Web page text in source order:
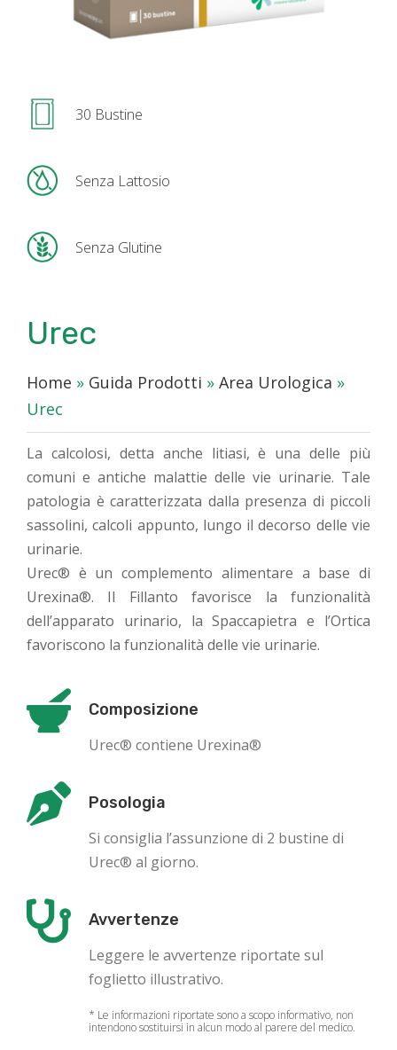
30 Bustine
Senza Lattosio
Senza Glutine
Urec
Home » Guida Prodotti » Area Urologica »
Urec
La calcolosi, detta anche litiasi, è una delle più
comuni e antiche malattie delle vie urinarie. Tale
patologia è caratterizzata dalla presenza di piccoli
sassolini, calcoli appunto, lungo il decorso delle vie
urinarie.
Urec® è un complemento alimentare a base di
Urexina®. Il Fillanto favorisce la funzionalità
dell’apparato urinario, la Spaccapietra e l’Ortica
favoriscono la funzionalità delle vie urinarie.
Composizione
Urec® contiene Urexina®
Posologia
Si consiglia l’assunzione di 2 bustine di
Urec® al giorno.
Avvertenze
Leggere le avvertenze riportate sul
foglietto illustrativo.
* Le informazioni riportate sono a scopo informativo, non
intendono sostituirsi in alcun modo al parere del medico.